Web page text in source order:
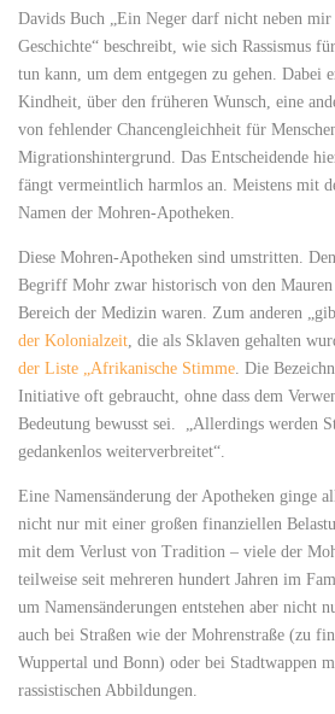
Davids Buch „Ein Neger darf nicht neben mir
Geschichte“ beschreibt, wie sich Rassismus
tun kann, um dem entgegen zu gehen. Dabei
Kindheit, über den früheren Wunsch, eine
von fehlender Chancengleichheit für
Migrationshintergrund. Das Entscheidende
fängt vermeintlich harmlos an. Meistens mit
Namen der Mohren-Apotheken.
Diese Mohren-Apotheken sind umstritten.
Begriff Mohr zwar historisch von den
Bereich der Medizin waren. Zum anderen
der Kolonialzeit, die als Sklaven gehalten
der Liste „Afrikanische Stimme. Die
Initiative oft gebraucht, ohne dass dem
Bedeutung bewusst sei. „Allerdings werden
gedankenlos weiterverbreitet“.
Eine Namensänderung der Apotheken ginge
nicht nur mit einer großen finanziellen
mit dem Verlust von Tradition – viele der
teilweise seit mehreren hundert Jahren im
um Namensänderungen entstehen aber nicht
auch bei Straßen wie der Mohrenstraße (zu
Wuppertal und Bonn) oder bei Stadtwappen
rassistischen Abbildungen.